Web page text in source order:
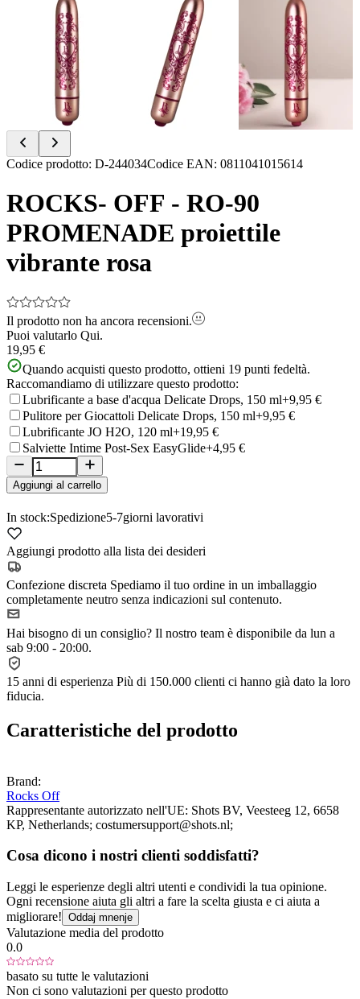
Item
of
Codice prodotto: D-244034Codice EAN: 0811041015614
ROCKS- OFF - RO-90
PROMENADE proiettile
vibrante rosa
Il prodotto non ha ancora recensioni.
Puoi valutarlo Qui.
19,95 €
Quando acquisti questo prodotto, ottieni 19 punti fedeltà.
Raccomandiamo di utilizzare questo prodotto:
Lubrificante a base d'acqua Delicate Drops, 150 ml+9,95 €
Pulitore per Giocattoli Delicate Drops, 150 ml+9,95 €
Lubrificante JO H2O, 120 ml+19,95 €
Salviette Intime Post-Sex EasyGlide+4,95 €
Aggiungi al carrello
In stock:Spedizione5-7giorni lavorativi
Aggiungi prodotto alla lista dei desideri
Confezione discreta Spediamo il tuo ordine in un imballaggio
completamente neutro senza indicazioni sul contenuto.
Hai bisogno di un consiglio? Il nostro team è disponibile da lun a
sab 9:00 - 20:00.
15 anni di esperienza Più di 150.000 clienti ci hanno già dato la loro
fiducia.
Caratteristiche del prodotto
Brand:
Rocks Off
Rappresentante autorizzato nell'UE: Shots BV, Veesteeg 12, 6658
KP, Netherlands; costumersupport@shots.nl;
Cosa dicono i nostri clienti soddisfatti?
Leggi le esperienze degli altri utenti e condividi la tua opinione.
Ogni recensione aiuta gli altri a fare la scelta giusta e ci aiuta a
migliorare! Oddaj mnenje
Valutazione media del prodotto
0.0
basato su tutte le valutazioni
Non ci sono valutazioni per questo prodotto